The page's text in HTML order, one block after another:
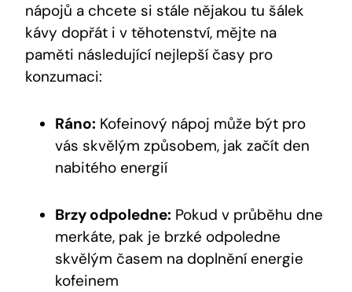
nápojů a chcete si stále nějakou tu šálek
kávy dopřát i v těhotenství, mějte na
paměti následující nejlepší časy pro
konzumaci:
Ráno: Kofeinový nápoj může být pro
vás skvělým způsobem, jak začít den
nabitého energií
Brzy odpoledne: Pokud v průběhu dne
merkáte, pak je brzké odpoledne
skvělým časem na doplnění energie
kofeinem